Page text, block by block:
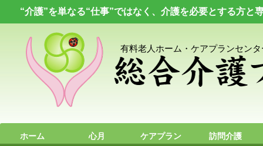
“介護”を単なる“仕事”ではなく、介護を必要とする方
有料老人ホーム・ケアプランセン
ホーム 心月 ケアプラン 訪問介護